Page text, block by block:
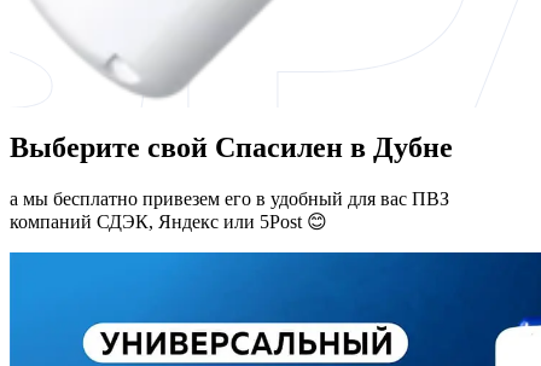
Выберите свой Спасилен в Дубне
а мы бесплатно привезем его в удобный для вас ПВЗ
компаний СДЭК, Яндекс или 5Post 😊